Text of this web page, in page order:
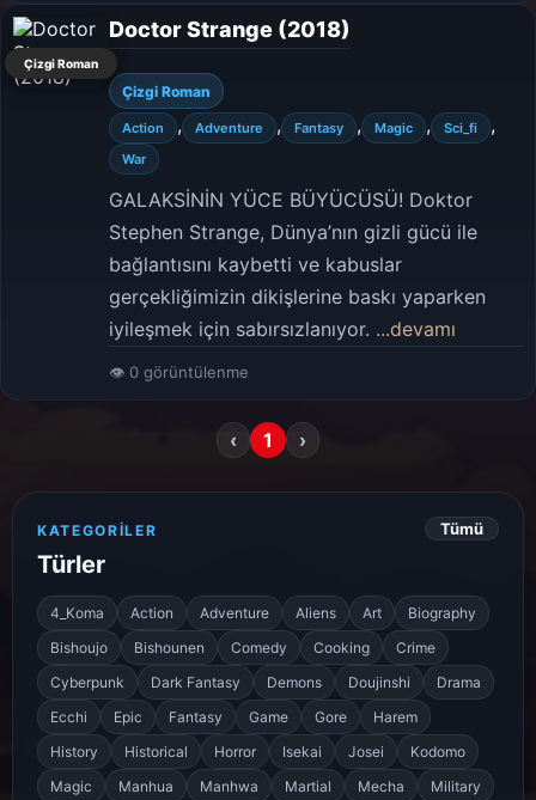
Çizgi Roman
Doctor Strange (2018)
Çizgi Roman
Action , Adventure , Fantasy , Magic , Sci_fi ,
War
GALAKSİNİN YÜCE BÜYÜCÜSÜ! Doktor
Stephen Strange, Dünya’nın gizli gücü ile
bağlantısını kaybetti ve kabuslar
gerçekliğimizin dikişlerine baskı yaparken
iyileşmek için sabırsızlanıyor. ...devamı
👁 0 görüntülenme
‹ 1 ›
KATEGORILER
Türler
Tümü
4_Koma Action Adventure Aliens Art
Biography
Bishoujo
Bishounen Comedy Cooking
Crime
Cyberpunk
Dark Fantasy Demons Doujinshi
Drama
Ecchi
Epic Fantasy Game Gore
Harem
History
Historical Horror Isekai Josei
Kodomo
Magic
Manhua Manhwa Martial Mecha
Military